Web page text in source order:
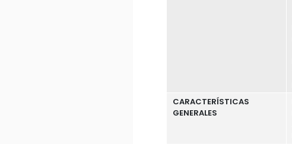
CARACTERÍSTICAS
GENERALES